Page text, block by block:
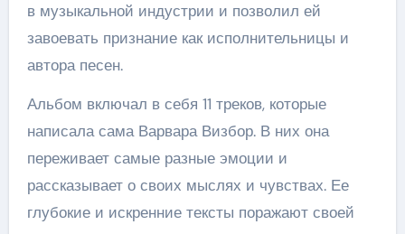
в музыкальной индустрии и позволил ей
завоевать признание как исполнительницы и
автора песен.
Альбом включал в себя 11 треков, которые
написала сама Варвара Визбор. В них она
переживает самые разные эмоции и
рассказывает о своих мыслях и чувствах. Ее
глубокие и искренние тексты поражают своей